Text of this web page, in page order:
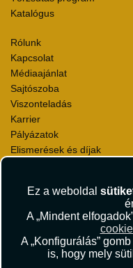
Ez a weboldal
A „Mindent
A „Konfigurálás”
is, hogy mely
Katalógus
Rólunk
Kapcsolat
Médiaajánlat
Sajtószoba
Viszonteladás
Karrier
Pályázatok
Elismerések és díjak
Utazási Csomag
Útlemondás-biztosítás
Utasbiztosítás Szerződési
Repülőjegy Szerződési
Adatvédelem